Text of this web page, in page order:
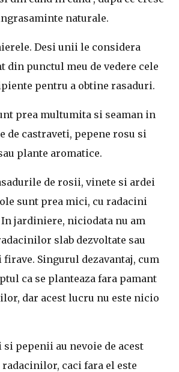
naturale.
Desi unii le considera
din punctul meu de vedere cele
pentru a obtine rasaduri.
prea multumita si seaman in
de castraveti, pepene rosu si
plante aromatice.
de rosii, vinete si ardei
sunt prea mici, cu radacini
In jardiniere, niciodata nu am
slab dezvoltate sau
Singurul dezavantaj, cum
ca se planteaza fara pamant
dar acest lucru nu este nicio
pepenii au nevoie de acest
caci fara el este